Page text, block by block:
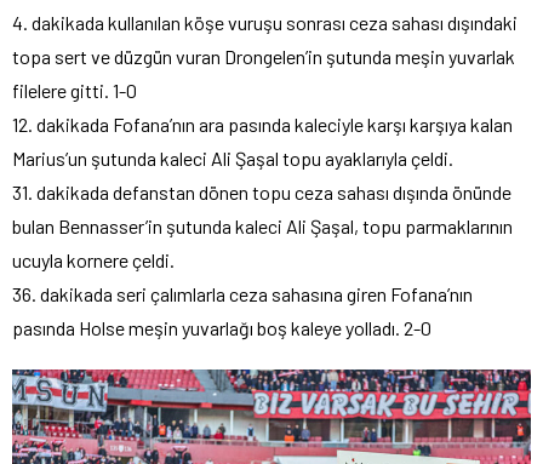
4. dakikada kullanılan köşe vuruşu sonrası ceza sahası dışındaki
topa sert ve düzgün vuran Drongelen’in şutunda meşin yuvarlak
filelere gitti. 1-0
12. dakikada Fofana’nın ara pasında kaleciyle karşı karşıya kalan
Marius’un şutunda kaleci Ali Şaşal topu ayaklarıyla çeldi.
31. dakikada defanstan dönen topu ceza sahası dışında önünde
bulan Bennasser’in şutunda kaleci Ali Şaşal, topu parmaklarının
ucuyla kornere çeldi.
36. dakikada seri çalımlarla ceza sahasına giren Fofana’nın
pasında Holse meşin yuvarlağı boş kaleye yolladı. 2-0